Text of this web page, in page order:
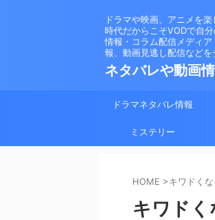
ドラマや映画、アニメを
時代だからこそVODで自
情報・コラム配信メディ
報、動画見逃し配信などを
ネタバレや動画
ドラマネタバレ情報
ミステリー
HOME >キワドく
キワドく